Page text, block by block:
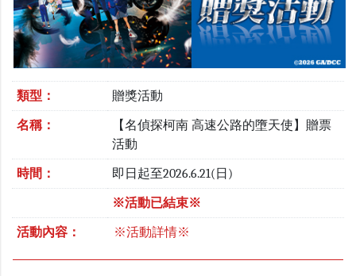
類型： 贈獎活動
名稱：
【名偵探柯南 高速公路的墮天使】贈票
活動
時間： 即日起至2026.6.21(日)
※活動已結束※
活動內容： ※活動詳情※